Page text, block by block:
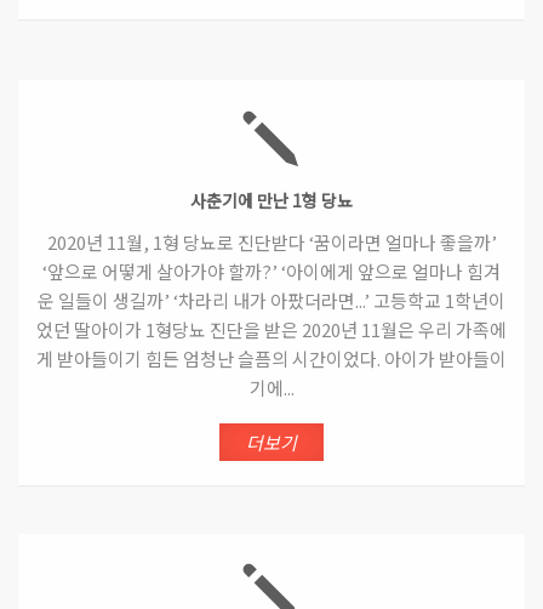
사춘기에 만난 1형 당뇨
2020년 11월, 1형 당뇨로 진단받다 ‘꿈이라면 얼마나 좋을까’
‘앞으로 어떻게 살아가야 할까?’ ‘아이에게 앞으로 얼마나 힘겨
운 일들이 생길까’ ‘차라리 내가 아팠더라면...’ 고등학교 1학년이
었던 딸아이가 1형당뇨 진단을 받은 2020년 11월은 우리 가족에
게 받아들이기 힘든 엄청난 슬픔의 시간이었다. 아이가 받아들이
기에...
더보기